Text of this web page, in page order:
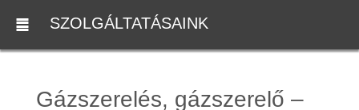
SZOLGÁLTATÁSAINK
Gázszerelés, gázszerelő –